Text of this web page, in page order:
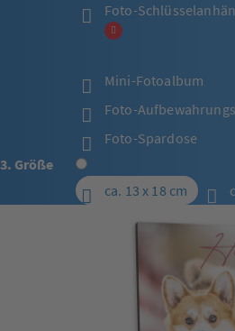
Foto-
Mini-Fotoalbum
Foto-
Foto-Spardose
3. Größe
ca. 13 x 18 cm